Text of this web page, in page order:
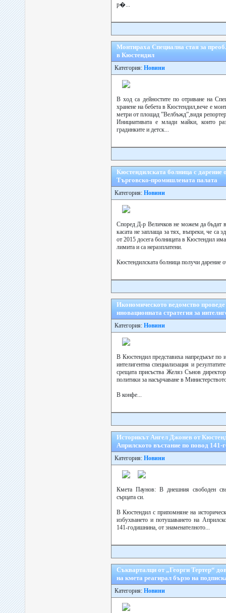
р�...
Монтираха Специална стая за
в Кюстендил
Категория: Новини
В ход са дейностите по отриване на
хранене на бебета в Кюстендил,вече е
метри от площад ”Велбъжд”,видя
Инициативата е млади майки, които
градинките и детск...
Кюстендилската болница с дарение
Търговско-промишлената палата
Категория: Новини
Според Д-р Величков не можем да бъдат
касата не заплаща за тях, въпреки, че са
от 2015 досега болницата в Кюстендил
лимита и са неразплатени.
Кюстендилската болница получи дарение
Икономическото ведомство
иновационната стратегия за
Категория: Новини
В Кюстендил представиха напредъкът по
интелигентна специализация и
срещата присъства Желяз Сънов
политики за насърчаване в
В конфе...
Историкът Ангел Джонев от
Априлското въстание по повод 141-
Категория: Новини
Кмета Паунов: В днешния свободен
сърцата си.
В Кюстендил с припомняне на
избухването и потушаването на
141-годишнина, от знаменателното...
Съкварталци от „Георги Тертер“
на кмета реагирал бързо на
Категория: Новини